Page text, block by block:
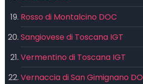
Rosso di Montalcino DOC
Sangiovese di Toscana IGT
Vermentino di Toscana IGT
Vernaccia di San Gimignano